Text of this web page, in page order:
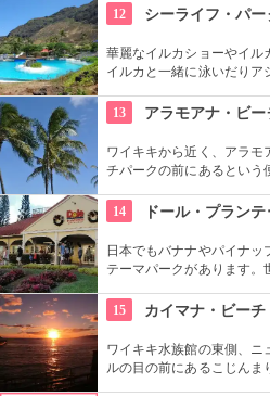
いそう。バーベキューや
てなしも。
12 シーライフ・パー
華麗なイルカショーやイル
イルカと一緒に泳いだりア
ヌイグルミやTシャツなど
13 アラモアナ・ビー
ワイキキから近く、アラモ
チパークの前にあるという
はバーベキューやピクニッ
14 ドール・プラン
日本でもバナナやパイナッ
テーマパークがあります。
めるアトラクションがあ
15 カイマナ・ビーチ
ワイキキ水族館の東側、ニ
ルの目の前にあるこじんま